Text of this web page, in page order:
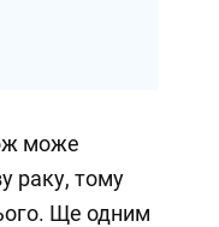
може
раку, тому
Ще одним